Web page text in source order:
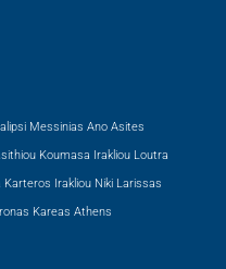
Messinias Ano Asites
Koumasa Irakliou Loutra
Karteros Irakliou Niki Larissas
Kareas Athens